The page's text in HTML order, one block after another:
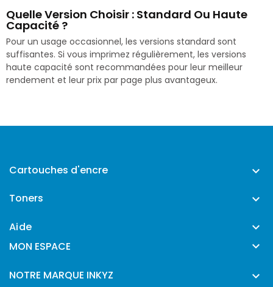
Quelle Version Choisir : Standard Ou Haute
Capacité ?
Pour un usage occasionnel, les versions standard sont
suffisantes. Si vous imprimez régulièrement, les versions
haute capacité sont recommandées pour leur meilleur
rendement et leur prix par page plus avantageux.
Cartouches d'encre 
Toners 
Aide 
MON ESPACE 
NOTRE MARQUE INKYZ 